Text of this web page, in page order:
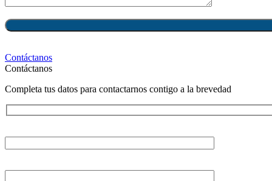
Contáctanos
Contáctanos
Completa tus datos para contactarnos contigo a la brevedad